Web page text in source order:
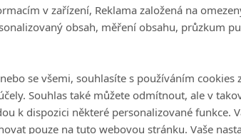
v zařízení, Reklama založená na
obsah, měření obsahu, průzkum
se všemi, souhlasíte s používáním cookies
Souhlas také můžete odmítnout, ale v
k dispozici některé personalizované funkce.
pouze na tuto webovou stránku. Vaše